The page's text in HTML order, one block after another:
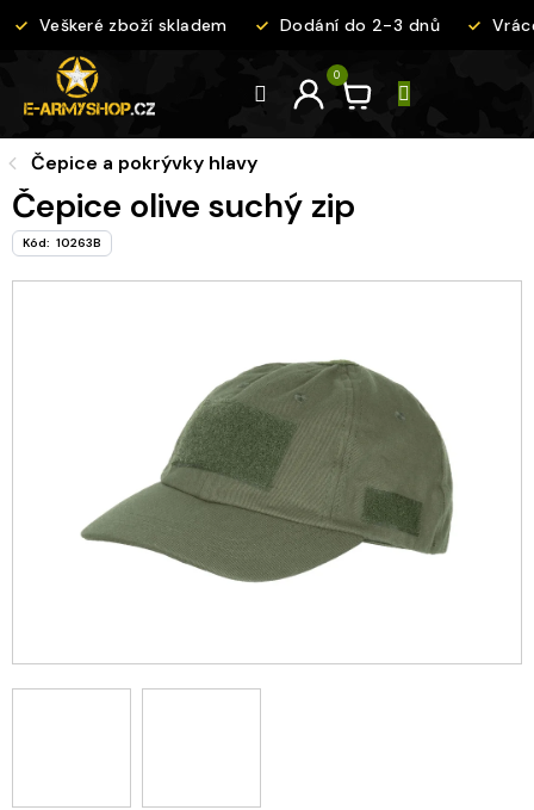
na
Veškeré zboží skladem Dodání do 2-3 dnů
Čepice a pokrývky hlavy
Čepice olive suchý zip
Kód: 10263B